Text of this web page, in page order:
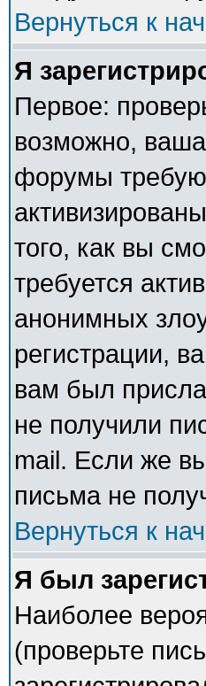
Вернуться к
Я
Первое:
возможно, ваша
форумы
того, как вы
требуется
анонимных
регистрации,
вам был
не получили
mail. Если же
письма не
Вернуться к
Я был
Наиболее
(проверьте